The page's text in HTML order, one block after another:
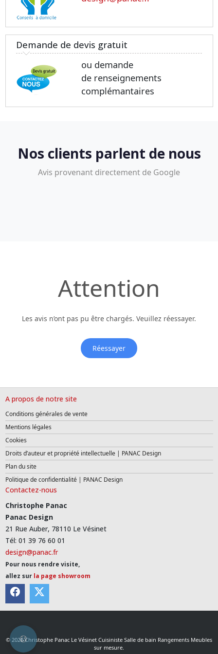
Demande de devis gratuit
ou demande
de renseignements
complémantaires
Nos clients parlent de nous
Avis provenant directement de Google
Attention
Les avis n’ont pas pu être chargés. Veuillez réessayer.
Réessayer
A propos de notre site
Conditions générales de vente
Mentions légales
Cookies
Droits d’auteur et propriété intellectuelle | PANAC Design
Plan du site
Politique de confidentialité | PANAC Design
Contactez-nous
Christophe Panac
Panac Design
21 Rue Auber, 78110 Le Vésinet
Tél: 01 39 76 60 01
design@panac.fr
Pour nous rendre visite,
allez sur la page showroom
© 2026 Christophe Panac Le Vésinet Cuisiniste Salle de bain Rangements Meubles
sur mesure.